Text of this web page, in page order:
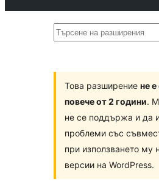
Търсене
Това разширение не
повече от 2 години.
не се поддържа и да
проблеми със
при използването му
версии на WordPress.